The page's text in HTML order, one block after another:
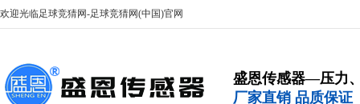
欢迎光临足球竞猜网-足球竞猜网(中国)官网
盛恩传感器—压力
厂家直销 品质保证